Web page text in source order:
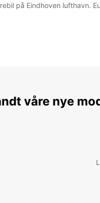
på Eindhoven lufthavn.
våre nye